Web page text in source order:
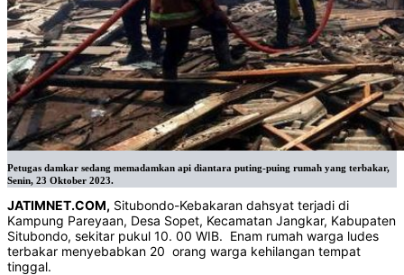
Petugas damkar sedang memadamkan api diantara puting-puing rumah yang terbakar,
Senin, 23 Oktober 2023.
JATIMNET.COM, Situbondo-Kebakaran dahsyat terjadi di
Kampung Pareyaan, Desa Sopet, Kecamatan Jangkar, Kabupaten
Situbondo, sekitar pukul 10. 00 WIB. Enam rumah warga ludes
terbakar menyebabkan 20 orang warga kehilangan tempat
tinggal.